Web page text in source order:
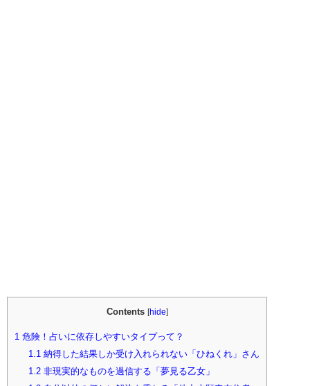
Contents [hide]
1 危険！占いに依存しやすいタイプって？
1.1納得した結果しか受け入れられない「ひねくれ」さん
1.2非現実的なものを過信する「夢見る乙女」